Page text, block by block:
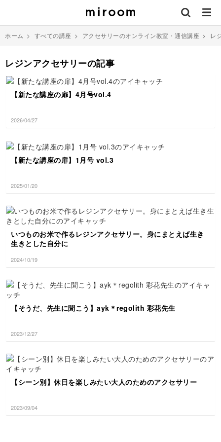
ホーム > すべての講座 > アクセサリーのオンライン教室・通信講座 > レ
レジンアクセサリーの記事
【新たな講座の扉】4月号vol.4
2026/04/27
【新たな講座の扉】1月号 vol.3
2025/01/20
いつものお米で作るレジンアクセサリー。身にまとえば生き
生きとした自分に
2024/10/19
【そうだ、先生に聞こう】ayk＊regolith 彩花先生
2023/12/27
【シーン別】休日を楽しみたい大人のためのアクセサリー
2023/09/04